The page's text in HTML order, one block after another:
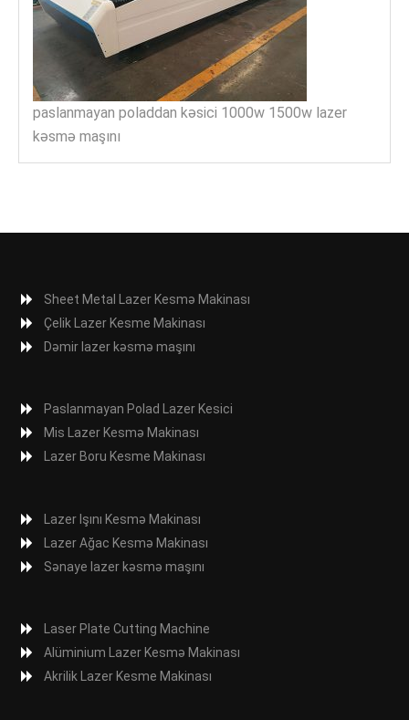
paslanmayan poladdan kəsici 1000w 1500w lazer
kəsmə maşını
Sheet Metal Lazer Kesmə Makinası
Çelik Lazer Kesme Makinası
Dəmir lazer kəsmə maşını
Paslanmayan Polad Lazer Kesici
Mis Lazer Kesmə Makinası
Lazer Boru Kesme Makinası
Lazer Işını Kesmə Makinası
Lazer Ağac Kesmə Makinası
Sənaye lazer kəsmə maşını
Laser Plate Cutting Machine
Alüminium Lazer Kesmə Makinası
Akrilik Lazer Kesme Makinası